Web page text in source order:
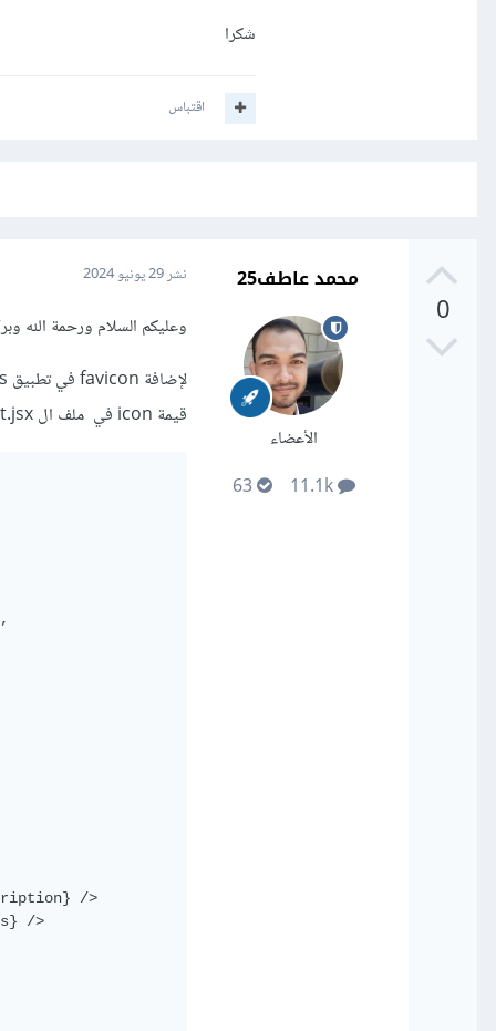
شكرا
اقتباس
0
محمد عاطف25
الأعضاء
11.1k
63
نشر29 يونيو 2024
وعليكم السلام ورحمة الله
قيمة icon في ملف ال layout.jsx لديك هكذا
/>
/>